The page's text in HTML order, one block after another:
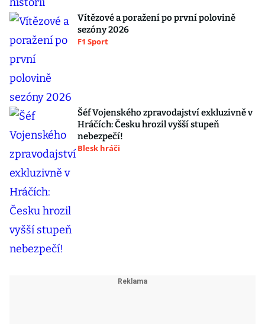
Vítězové a poražení po první polovině
sezóny 2026
F1 Sport
Šéf Vojenského zpravodajství exkluzivně v
Hráčích: Česku hrozil vyšší stupeň
nebezpečí!
Blesk hráči